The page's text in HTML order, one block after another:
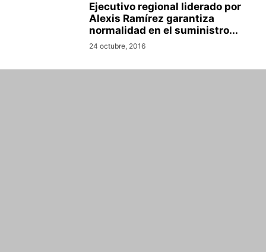
Ejecutivo regional liderado por
Alexis Ramírez garantiza
normalidad en el suministro...
24 octubre, 2016